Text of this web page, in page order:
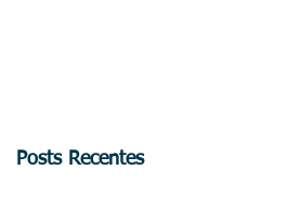
Posts Recentes